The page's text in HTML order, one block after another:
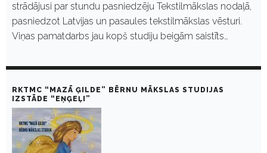
strādājusi par stundu pasniedzēju Tekstilmākslas nodaļā,
pasniedzot Latvijas un pasaules tekstilmākslas vēsturi.
Viņas pamatdarbs jau kopš studiju beigām saistīts…
RKTMC “MAZĀ ĢILDE” BĒRNU MĀKSLAS STUDIJAS
IZSTĀDE “EŅĢEĻI”